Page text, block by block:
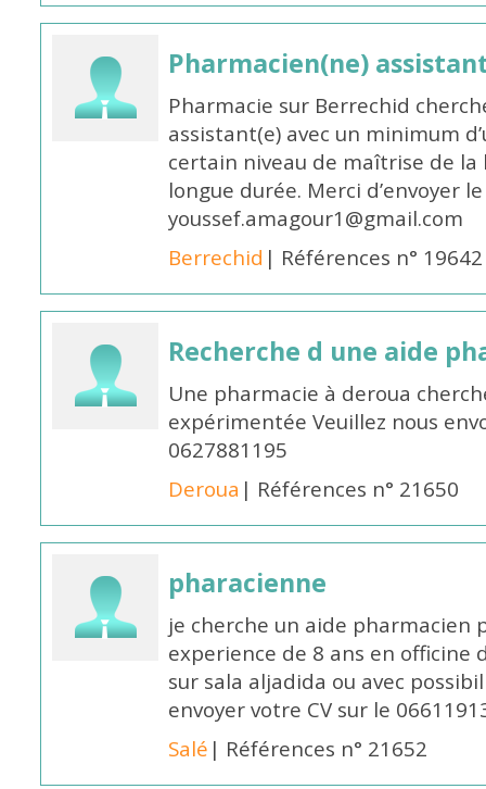
Pharmacien(ne)
Pharmacie sur Berrechid
assistant(e) avec un minimum
certain niveau de maîtrise de
longue durée. Merci d’envoyer
youssef.amagour1@gmail.com
Berrechid | Références n° 19642
Recherche d une aide
Une pharmacie à deroua
expérimentée Veuillez nous
0627881195
Deroua | Références n° 21650
pharacienne
je cherche un aide pharmacien
experience de 8 ans en
sur sala aljadida ou avec
envoyer votre CV sur le
Salé | Références n° 21652